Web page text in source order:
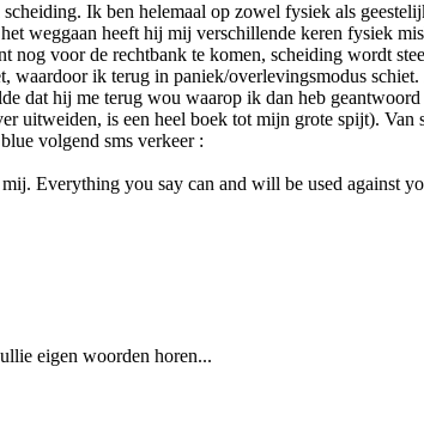
Ik ben helemaal op zowel fysiek als
weggaan heeft hij mij verschillende keren fysiek
voor de rechtbank te komen, scheiding wordt
waardoor ik terug in paniek/overlevingsmodus
dat hij me terug wou waarop ik dan heb
uitweiden, is een heel boek tot mijn grote spijt).
volgend sms verkeer :
Everything you say can and will be used against
eigen woorden horen...